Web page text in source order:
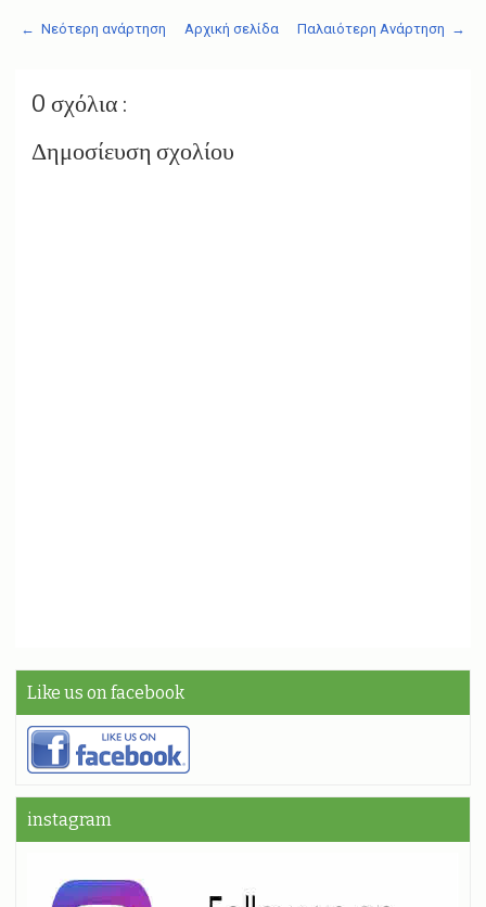
← Νεότερη ανάρτηση Παλαιότερη Ανάρτηση →
Αρχική σελίδα
0 σχόλια :
Δημοσίευση σχολίου
Like us on facebook
instagram